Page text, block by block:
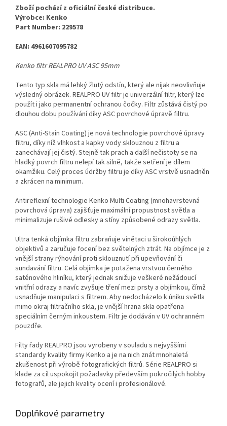
Zboží pochází z oficiální české distribuce.
Výrobce: Kenko
Part Number: 229578
EAN: 4961607095782
Kenko filtr REALPRO UV ASC 95mm
Tento typ skla má lehký žlutý odstín, který ale nijak neovlivňuje
výsledný obrázek. REALPRO UV filtr je univerzální filtr, který lze
použít i jako permanentní ochranou čočky. Filtr zůstává čistý po
dlouhou dobu používání díky ASC povrchové úpravě filtru.
ASC (Anti-Stain Coating) je nová technologie povrchové úpravy
filtru, díky níž vlhkost a kapky vody sklouznou z filtru a
zanechávají jej čistý. Stejně tak prach a další nečistoty se na
hladký povrch filtru nelepí tak silně, takže setření je dílem
okamžiku. Celý proces údržby filtru je díky ASC vrstvě usnadněn
a zkrácen na minimum.
Antireflexní technologie Kenko Multi Coating (mnohavrstevná
povrchová úprava) zajišťuje maximální propustnost světla a
minimalizuje rušivé odlesky a stíny způsobené odrazy světla.
Ultra tenká objímka filtru zabraňuje vinětaci u širokoúhlých
objektivů a zaručuje focení bez světelných ztrát. Na objímce je z
vnější strany rýhování proti sklouznutí při upevňování či
sundavání filtru. Celá objímka je potažena vrstvou černého
saténového hliníku, který jednak snižuje veškeré nežádoucí
vnitřní odrazy a navíc zvyšuje tření mezi prsty a objímkou, čímž
usnadňuje manipulaci s filtrem. Aby nedocházelo k úniku světla
mimo okraj filtračního skla, je vnější hrana skla opatřena
speciálním černým inkoustem. Filtr je dodáván v UV ochranném
pouzdře.
Filty řady REALPRO jsou vyrobeny v souladu s nejvyššími
standardy kvality firmy Kenko a je na nich znát mnohaletá
zkušenost při výrobě fotografických filtrů. Série REALPRO si
klade za cíl uspokojit požadavky především pokročilých hobby
fotografů, ale jejich kvality ocení i profesionálové.
Doplňkové parametry